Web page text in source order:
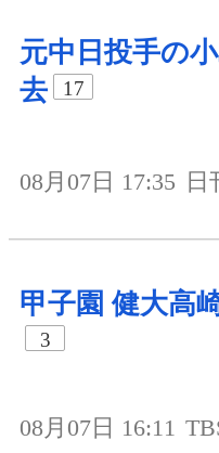
元中日投手の
去
17
08月07日 17:35 日
甲子園 健大高
3
08月07日 16:11